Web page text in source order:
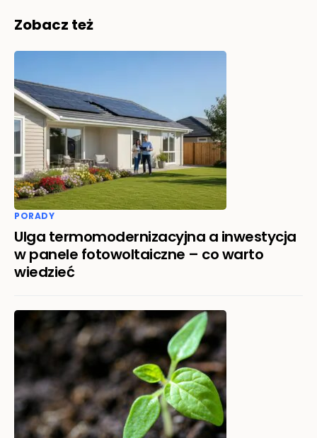
Zobacz też
PORADY
Ulga termomodernizacyjna a inwestycja
w panele fotowoltaiczne – co warto
wiedzieć